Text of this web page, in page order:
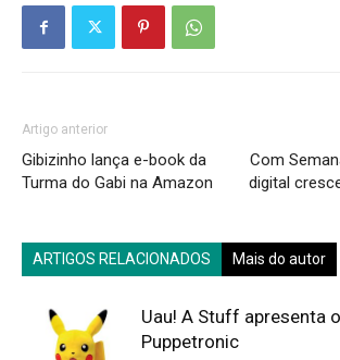
Artigo anterior
Gibizinho lança e-book da
Turma do Gabi na Amazon
Com
digital
ARTIGOS RELACIONADOS Mais do autor
Uau! A Stuff apresenta
Puppetronic